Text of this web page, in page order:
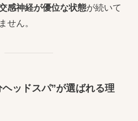
感神経が優位な状態が続いて
せん。
ッドスパ”が選ばれる理